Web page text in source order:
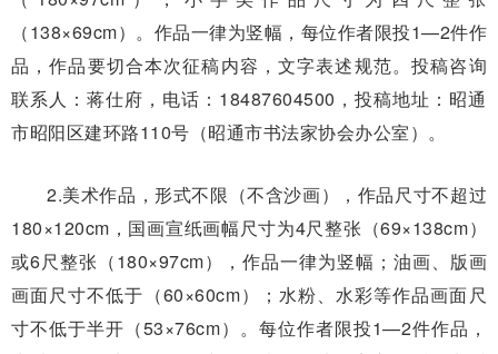
（138×69cm）。作品一律为竖幅，每位作者限投1—2件作
品，作品要切合本次征稿内容，文字表述规范。投稿咨询
联系人：蒋仕府，电话：18487604500，投稿地址：昭通
市昭阳区建环路110号（昭通市书法家协会办公室）。
2.美术作品，形式不限（不含沙画），作品尺寸不超过
180×120cm，国画宣纸画幅尺寸为4尺整张（69×138cm）
或6尺整张（180×97cm），作品一律为竖幅；油画、版画
画面尺寸不低于（60×60cm）；水粉、水彩等作品画面尺
寸不低于半开（53×76cm）。每位作者限投1—2件作品，